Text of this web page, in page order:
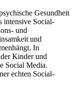
Gesundheit
intensive Social-
und
und
In
Kinder und
Social Media.
echten Social-